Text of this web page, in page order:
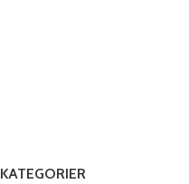
KATEGORIER